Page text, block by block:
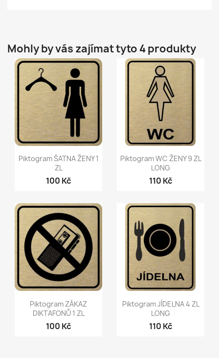
Mohly by vás zajímat tyto 4 produkty
Rychlý náhled
Piktogram ŠATNA ŽENY 1
ZL
100 Kč
Rychlý náhled
Piktogram WC ŽENY 9 ZL
LONG
110 Kč
Rychlý náhled
Piktogram ZÁKAZ
DIKTAFONŮ 1 ZL
100 Kč
Rychlý náhled
Piktogram JÍDELNA 4 ZL
LONG
110 Kč